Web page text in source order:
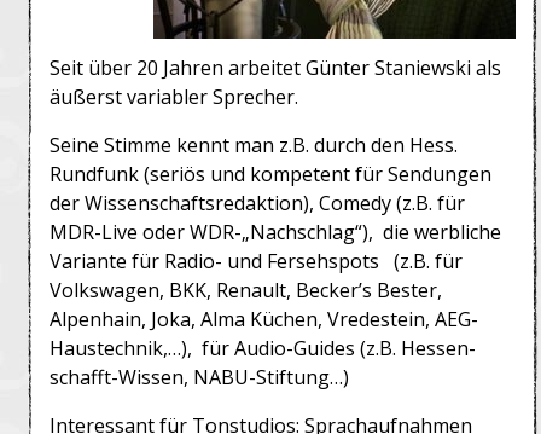
Seit über 20 Jahren arbeitet Günter Staniewski als
äußerst variabler Sprecher.
Seine Stimme kennt man z.B. durch den Hess.
Rundfunk (seriös und kompetent für Sendungen
der Wissenschaftsredaktion), Comedy (z.B. für
MDR-Live oder WDR-„Nachschlag“), die werbliche
Variante für Radio- und Fersehspots (z.B. für
Volkswagen, BKK, Renault, Becker’s Bester,
Alpenhain, Joka, Alma Küchen, Vredestein, AEG-
Haustechnik,…), für Audio-Guides (z.B. Hessen-
schafft-Wissen, NABU-Stiftung…)
Interessant für Tonstudios: Sprachaufnahmen